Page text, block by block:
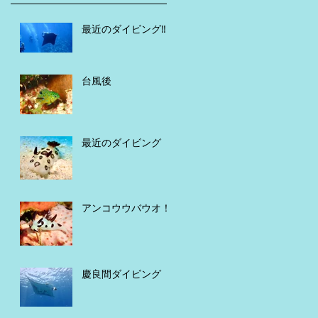
最近のダイビング‼️
台風後
最近のダイビング
アンコウウバウオ！
慶良間ダイビング